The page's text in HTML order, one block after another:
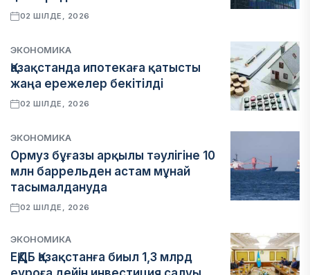
02 ШІЛДЕ, 2026
ЭКОНОМИКА
Қазақстанда ипотекаға қатысты
жаңа ережелер бекітілді
02 ШІЛДЕ, 2026
ЭКОНОМИКА
Ормуз бұғазы арқылы тәулігіне 10
млн баррельден астам мұнай
тасымалдануда
02 ШІЛДЕ, 2026
ЭКОНОМИКА
ЕҚДБ Қазақстанға биыл 1,3 млрд